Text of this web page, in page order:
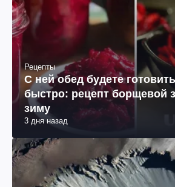
Рецепты
С ней обед будете
быстро: рецепт борщевой
зиму
3 дня назад